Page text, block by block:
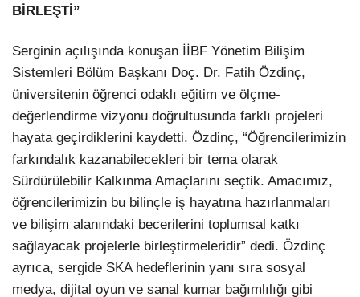
BİRLEŞTİ”
Serginin açılışında konuşan İİBF Yönetim Bilişim
Sistemleri Bölüm Başkanı Doç. Dr. Fatih Özdinç,
üniversitenin öğrenci odaklı eğitim ve ölçme-
değerlendirme vizyonu doğrultusunda farklı projeleri
hayata geçirdiklerini kaydetti. Özdinç, “Öğrencilerimizin
farkındalık kazanabilecekleri bir tema olarak
Sürdürülebilir Kalkınma Amaçlarını seçtik. Amacımız,
öğrencilerimizin bu bilinçle iş hayatına hazırlanmaları
ve bilişim alanındaki becerilerini toplumsal katkı
sağlayacak projelerle birleştirmeleridir” dedi. Özdinç
ayrıca, sergide SKA hedeflerinin yanı sıra sosyal
medya, dijital oyun ve sanal kumar bağımlılığı gibi